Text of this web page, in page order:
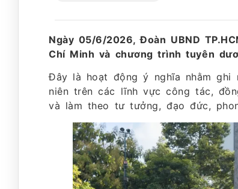
Ngày 05/6/2026, Đoàn UBND
Chí Minh và chương trình tuyên
Đây là hoạt động ý nghĩa nhằm ghi
niên trên các lĩnh vực công tác,
và làm theo tư tưởng, đạo đức,